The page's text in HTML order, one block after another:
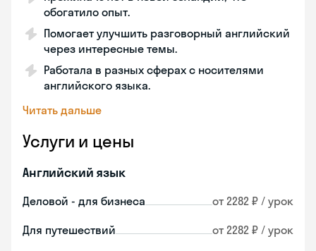
обогатило опыт.
Помогает улучшить разговорный английский
через интересные темы.
Работала в разных сферах с носителями
английского языка.
Читать дальше
Услуги и цены
Английский язык
Деловой - для бизнеса от 2282 ₽ / урок
Для путешествий от 2282 ₽ / урок